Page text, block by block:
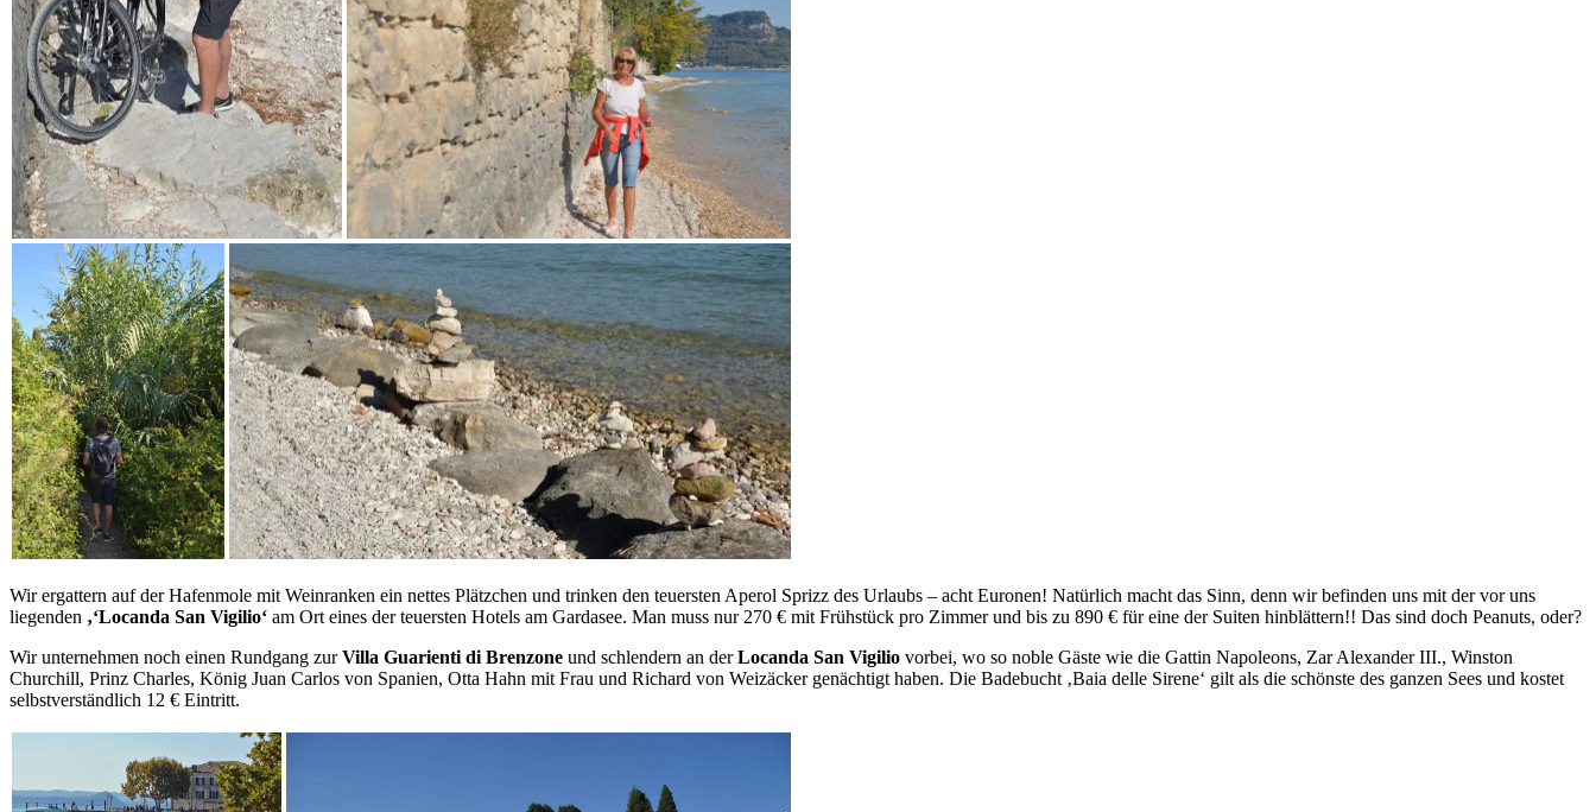
Wir ergattern auf der Hafenmole mit Weinranken ein nettes Plätzchen und trinken den teuersten Aperol Sprizz des Urlaubs – acht Euronen! Natürlich macht das Sinn, denn wir befinden uns mit der vor uns
liegenden ‚‘Locanda San Vigilio‘ am Ort eines der teuersten Hotels am Gardasee. Man muss nur 270 € mit Frühstück pro Zimmer und bis zu 890 € für eine der Suiten hinblättern!! Das sind doch Peanuts, oder?
Wir unternehmen noch einen Rundgang zurVilla Guarienti di Brenzone und schlendern an derLocanda San Vigilio vorbei, wo so noble Gäste wie die Gattin Napoleons, Zar Alexander III., Winston
Churchill, Prinz Charles, König Juan Carlos von Spanien, Otta Hahn mit Frau und Richard von Weizäcker genächtigt haben. Die Badebucht ‚Baia delle Sirene‘ gilt als die schönste des ganzen Sees und kostet
selbstverständlich 12 € Eintritt.